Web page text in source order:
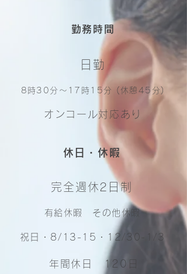
勤務時間
日勤
8時30分〜17時15分 (休憩45分)
オンコール対応あり
休日・休暇
完全週休2日制
有給休暇 その他休暇
祝日・8/13-15・12/30-1/3
年間休日 120日